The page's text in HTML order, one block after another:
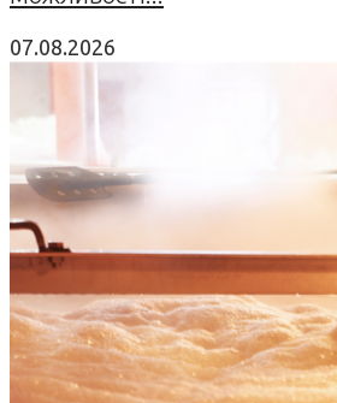
07.08.2026